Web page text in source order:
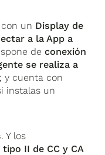
un Display de
a la App a
deconexión
se realiza a
; y cuenta con
instalas un
. Y los
II de CC y CA